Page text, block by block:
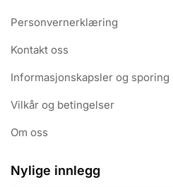
Personvernerklæring
Kontakt oss
Informasjonskapsler og sporing
Vilkår og betingelser
Om oss
Nylige innlegg